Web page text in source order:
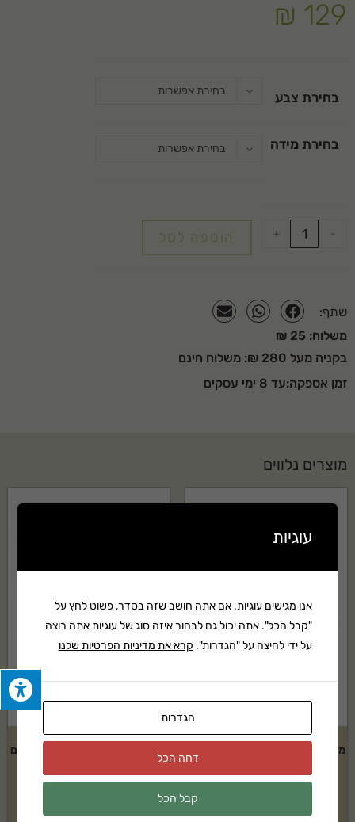
רוח וגם במקומות סגורים ובנוסף דחיית כתמים.
טכנולוגיית FastDry® לנידוף זיעה וייבוש מהיר
גיזרת רגלן לחופש תנועה
פאנלים מרשת לאיוורור בצידי החולצה
₪ 129
בחירת צבע בחירת אפשרות
בחירת מידה בחירת אפשרות
-
+ הוספה לסל
שתף:
משלוח: 25 ₪
בקניה מעל 280 ₪: משלוח חינם
זמן אספקה:עד 8 ימי עסקים
מוצרים נלווים
מגף אוסטרלי Blundstone גברים
עוגיות
אנו מגישים עוגיות. אם אתה חושב שזה בסדר, פשוט לחץ על
"קבל הכל". אתה יכול גם לבחור איזה סוג של עוגיות אתה רוצה
על ידי לחיצה על "הגדרות". קרא את מדיניות הפרטיות שלנו
הגדרות
דחה הכל
קבל הכל